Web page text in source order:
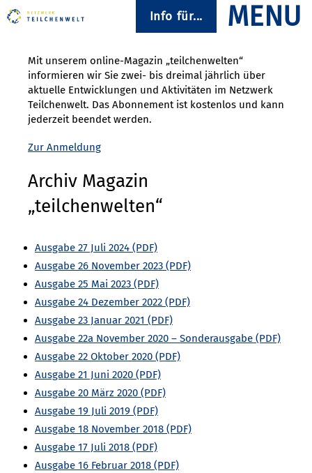
Info für...
Mit unserem online-Magazin „teilchenwelten“
informieren wir Sie zwei- bis dreimal jährlich über
aktuelle Entwicklungen und Aktivitäten im Netzwerk
Teilchenwelt. Das Abonnement ist kostenlos und kann
jederzeit beendet werden.
Zur Anmeldung
Archiv Magazin
„teilchenwelten“
Ausgabe 27 Juli 2024
Ausgabe 26 November 2023
Ausgabe 25 Mai 2023
Ausgabe 24 Dezember 2022
Ausgabe 23 Januar 2021
Ausgabe 22a November 2020 – Sonderausgabe
Ausgabe 22 Oktober 2020
Ausgabe 21 Juni 2020
Ausgabe 20 März 2020
Ausgabe 19 Juli 2019
Ausgabe 18 November 2018
Ausgabe 17 Juli 2018
Ausgabe 16 Februar 2018